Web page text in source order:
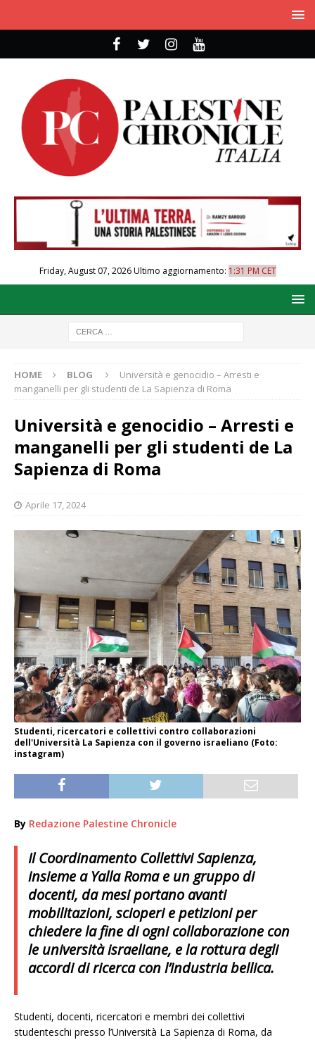
Friday, August 07, 2026Ultimo aggiornamento: 1:31 PM CET
HOME BLOG
Università e genocidio – Arresti e
manganelli per gli studenti de La Sapienza di Roma
Università e genocidio – Arresti e
manganelli per gli studenti de La
Sapienza di Roma
Aprile 17, 2024
Studenti, ricercatori e collettivi contro collaborazioni
dell'Università La Sapienza con il governo israeliano (Foto:
instagram)
By Redazione Palestine Chronicle
Il Coordinamento Collettivi Sapienza,
insieme a Yalla Roma e un gruppo di
docenti, da mesi portano avanti
mobilitazioni, scioperi e petizioni per
chiedere la fine di ogni collaborazione con
le università israeliane, e la rottura degli
accordi di ricerca con l’industria bellica.
Studenti, docenti, ricercatori e membri dei collettivi
studenteschi presso l’Università La Sapienza di Roma, da